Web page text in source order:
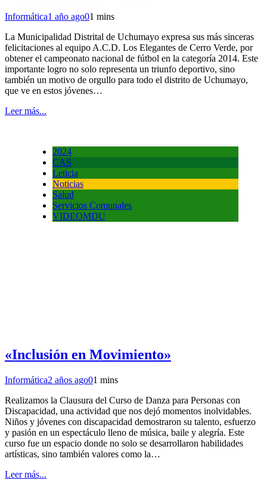
Informática1 año ago01 mins
La Municipalidad Distrital de Uchumayo expresa sus más sinceras
felicitaciones al equipo A.C.D. Los Elegantes de Cerro Verde, por
obtener el campeonato nacional de fútbol en la categoría 2014. Este
importante logro no solo representa un triunfo deportivo, sino
también un motivo de orgullo para todo el distrito de Uchumayo,
que ve en estos jóvenes…
Leer más...
2024
CAS
Leticia
Noticias
Salud
Servicios Comunales
VIDEOMDU
«Inclusión en Movimiento»
Informática2 años ago01 mins
Realizamos la Clausura del Curso de Danza para Personas con
Discapacidad, una actividad que nos dejó momentos inolvidables.
Niños y jóvenes con discapacidad demostraron su talento, esfuerzo
y pasión en un espectáculo lleno de música, baile y alegría. Este
curso fue un espacio donde no solo se desarrollaron habilidades
artísticas, sino también valores como la…
Leer más...